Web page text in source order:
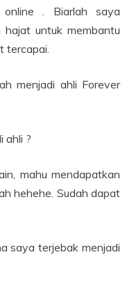
. Biarlah saya
untuk membantu
tercapai.
menjadi ahli Forever
ahli ?
mahu mendapatkan
hehehe. Sudah dapat
saya terjebak menjadi